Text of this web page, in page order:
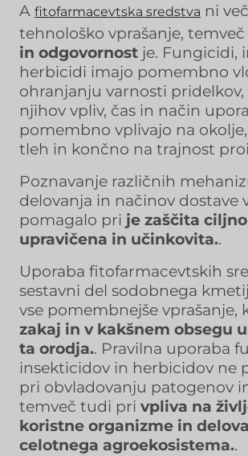
A fitofarmacevtska sredstva ni
tehnološko vprašanje,
in odgovornost je. Fungicidi,
herbicidi imajo pomembno
ohranjanju varnosti pridelkov,
njihov vpliv, čas in način
pomembno vplivajo na
tleh in končno na trajnost
Poznavanje različnih
delovanja in načinov dostave
pomagalo pri je zaščita
upravičena in učinkovita..
Uporaba fitofarmacevtskih
sestavni del sodobnega
vse pomembnejše vprašanje,
zakaj in v kakšnem obsegu
ta orodja.. Pravilna uporaba
insekticidov in herbicidov ne
pri obvladovanju patogenov
temveč tudi pri vpliva na
koristne organizme in
celotnega agroekosistema..